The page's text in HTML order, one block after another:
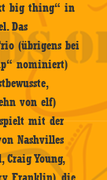
big thing“ in
Das
(übrigens bei
nominiert)
von elf)
mit der
Nashvilles
Craig Young,